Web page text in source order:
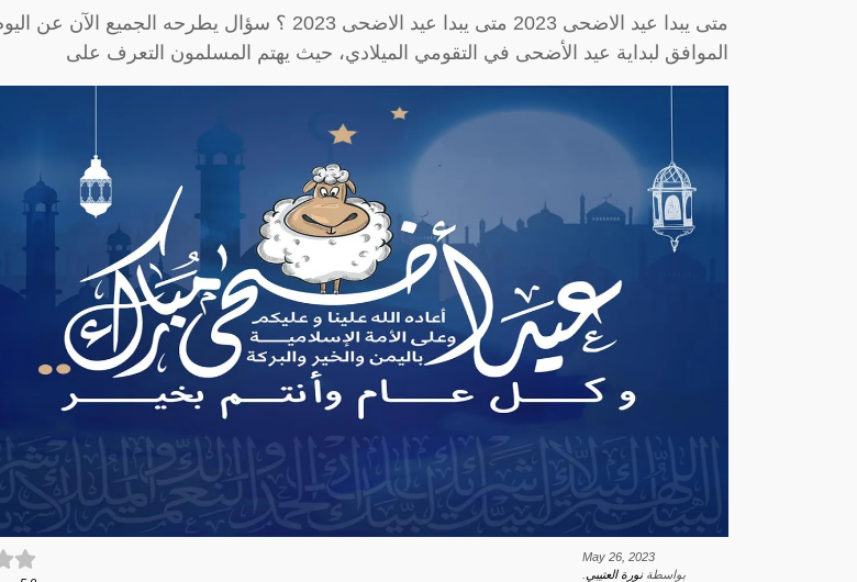
متى يبدا عيد الاضحى 2023 متى يبدا عيد الاضحى 2023 ؟ سؤال يطرحه الجميع الآن عن
الموافق لبداية عيد الأضحى في التقومي الميلادي، حيث يهتم المسلمون التعرف على
May 26, 2023
بواسطةنورة العتيبي